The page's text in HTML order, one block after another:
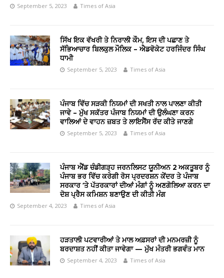
September 5, 2023 Times of Asia
ਸਿੱਖ ਇਕ ਵੱਖਰੀ ਤੇ ਨਿਰਾਲੀ ਕੌਮ, ਇਸ ਦੀ ਪਛਾਣ ਤੇ
ਸੱਭਿਆਚਾਰ ਬਿਲਕੁਲ ਮੌਲਿਕ – ਐਡਵੋਕੇਟ ਹਰਜਿੰਦਰ ਸਿੰਘ
ਧਾਮੀ
September 5, 2023 Times of Asia
ਪੰਜਾਬ ਵਿੱਚ ਸੜਕੀ ਨਿਯਮਾਂ ਦੀ ਸਖਤੀ ਨਾਲ ਪਾਲਣਾ ਕੀਤੀ
ਜਾਵੇ – ਮੁੱਖ ਸਕੱਤਰ ਪੰਜਾਬ ਨਿਯਮਾਂ ਦੀ ਉਲੰਘਣਾ ਕਰਨ
ਵਾਲਿਆਂ ਦੇ ਵਾਹਨ ਜ਼ਬਤ ਤੇ ਲਾਇਸੈਂਸ ਰੱਦ ਕੀਤੇ ਜਾਣਗੇ
September 5, 2023 Times of Asia
ਪੰਜਾਬ ਐਂਡ ਚੰਡੀਗੜ੍ਹ ਜਰਨਲਿਸਟ ਯੂਨੀਅਨ 2 ਅਕਤੂਬਰ ਨੂੰ
ਪੰਜਾਬ ਭਰ ਵਿੱਚ ਕਰੇਗੀ ਰੋਸ ਪ੍ਰਦਰਸ਼ਨ ਕੇਂਦਰ ਤੇ ਪੰਜਾਬ
ਸਰਕਾਰ ‘ਤੇ ਪੱਤਰਕਾਰਾਂ ਦੀਆਂ ਮੰਗਾਂ ਨੂੰ ਅਣਗੋਲਿਆ ਕਰਨ ਦਾ
ਦੋਸ਼ ਪ੍ਰੈਸ ਕਮਿਸ਼ਨ ਬਣਾਉਣ ਦੀ ਕੀਤੀ ਮੰਗ
September 4, 2023 Times of Asia
ਹੜਤਾਲੀ ਪਟਵਾਰੀਆਂ ਤੇ ਮਾਲ ਅਫ਼ਸਰਾਂ ਦੀ ਮਨਮਰਜ਼ੀ ਨੂੰ
ਬਰਦਾਸ਼ਤ ਨਹੀਂ ਕੀਤਾ ਜਾਵੇਗਾ — ਮੁੱਖ ਮੰਤਰੀ ਭਗਵੰਤ ਮਾਨ
September 4, 2023 Times of Asia